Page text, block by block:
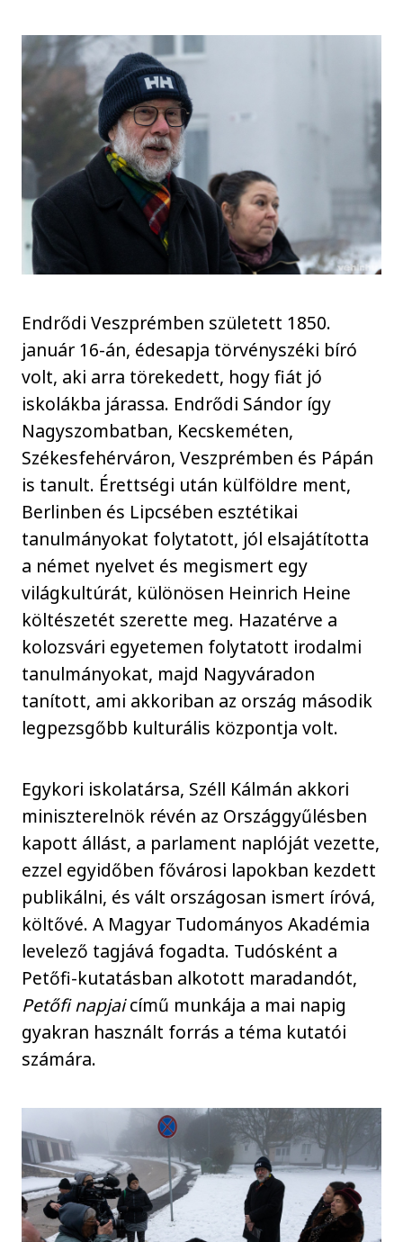
Endrődi Veszprémben született 1850.
január 16-án, édesapja törvényszéki bíró
volt, aki arra törekedett, hogy fiát jó
iskolákba járassa. Endrődi Sándor így
Nagyszombatban, Kecskeméten,
Székesfehérváron, Veszprémben és Pápán
is tanult. Érettségi után külföldre ment,
Berlinben és Lipcsében esztétikai
tanulmányokat folytatott, jól elsajátította
a német nyelvet és megismert egy
világkultúrát, különösen Heinrich Heine
költészetét szerette meg. Hazatérve a
kolozsvári egyetemen folytatott irodalmi
tanulmányokat, majd Nagyváradon
tanított, ami akkoriban az ország második
legpezsgőbb kulturális központja volt.
Egykori iskolatársa, Széll Kálmán akkori
miniszterelnök révén az Országgyűlésben
kapott állást, a parlament naplóját vezette,
ezzel egyidőben fővárosi lapokban kezdett
publikálni, és vált országosan ismert íróvá,
költővé. A Magyar Tudományos Akadémia
levelező tagjává fogadta. Tudósként a
Petőfi-kutatásban alkotott maradandót,
Petőfi napjaicímű munkája a mai napig
gyakran használt forrás a téma kutatói
számára.